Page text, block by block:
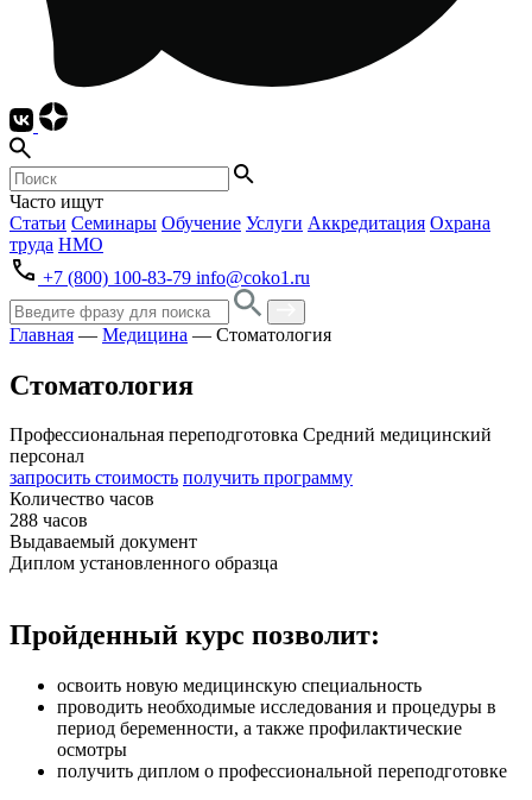
Часто ищут
Статьи Семинары Обучение Услуги Аккредитация Охрана
труда НМО
+7 (800) 100-83-79 info@coko1.ru
Главная — Медицина — Стоматология
Стоматология
Профессиональная переподготовка Средний медицинский
персонал
запросить стоимость получить программу
Количество часов
288 часов
Выдаваемый документ
Диплом установленного образца
Пройденный курс позволит:
освоить новую медицинскую специальность
проводить необходимые исследования и процедуры в
период беременности, а также профилактические
осмотры
получить диплом о профессиональной переподготовке